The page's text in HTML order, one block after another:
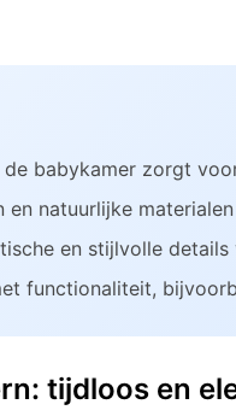
babykamer zorgt
en natuurlijke
en stijlvolle
functionaliteit,
tijdloos en